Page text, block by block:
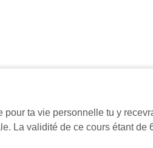
ta vie personnelle tu y
La validité de ce cours étant de